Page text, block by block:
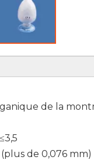
de la
de 0,076 mm)